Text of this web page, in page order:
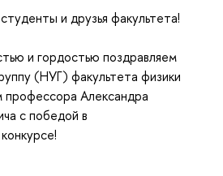
и друзья факультета!
и гордостью поздравляем
(НУГ) факультета физики
профессора Александра
с победой в